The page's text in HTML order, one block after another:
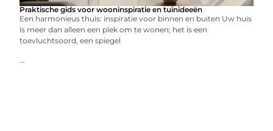
Praktische gids voor wooninspiratie en tuinideeën
Een harmonieus thuis: inspiratie voor binnen en buiten Uw huis
is meer dan alleen een plek om te wonen; het is een
toevluchtsoord, een spiegel
...